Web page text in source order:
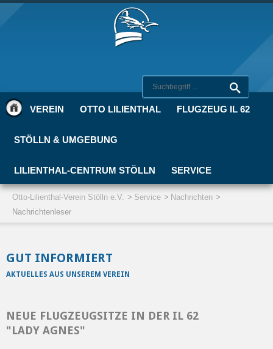
VEREIN OTTO LILIENTHAL FLUGZEUG IL 62
STÖLLN & UMGEBUNG
LILIENTHAL-CENTRUM STÖLLN SERVICE
Otto-Lilienthal-Verein Stölln e.V. Service
Nachrichten
Nachrichtenleser
GUT INFORMIERT
AKTUELLES AUS UNSEREM VEREIN
NEUE FLUGZEUGSITZE IN DER IL 62
"LADY AGNES"